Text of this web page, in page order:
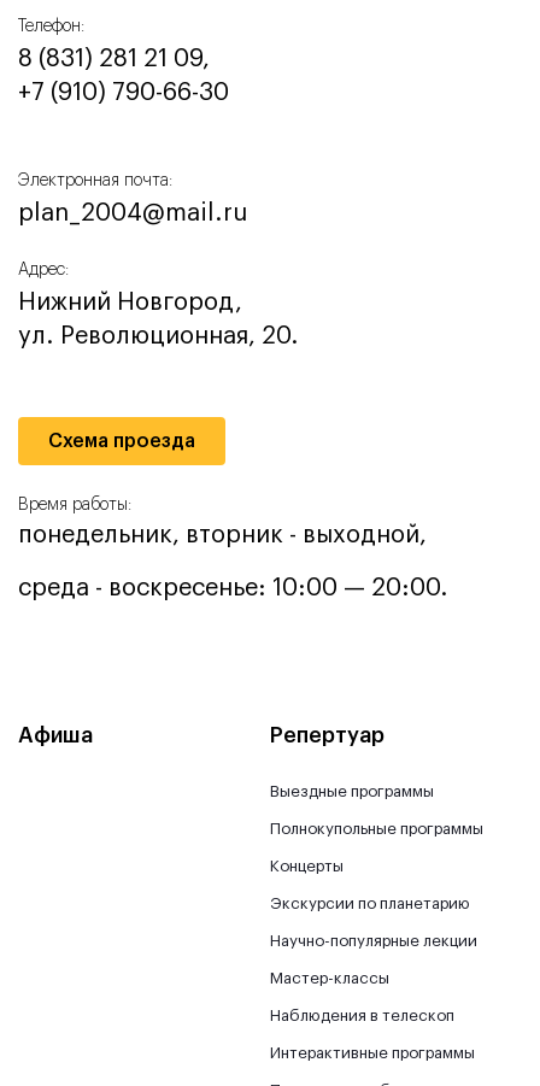
Телефон:
8 (831) 281 21 09,
+7 (910) 790-66-30‬
Электронная почта:
plan_2004@mail.ru
Адрес:
Нижний Новгород,
ул. Революционная, 20.
Схема проезда
Время работы:
понедельник, вторник - выходной,
среда - воскресенье: 10:00 — 20:00.
Афиша Репертуар
Выездные программы
Полнокупольные программы
Концерты
Экскурсии по планетарию
Научно-популярные лекции
Мастер-классы
Наблюдения в телескоп
Интерактивные программы